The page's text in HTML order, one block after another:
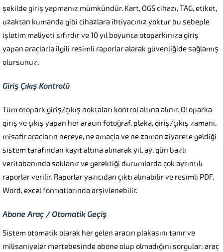
şekilde giriş yapmanız mümkündür. Kart, OGS cihazı, TAG, etiket,
uzaktan kumanda gibi cihazlara ihtiyacınız yoktur bu sebeple
işletim maliyeti sıfırdır ve 10 yıl boyunca otoparkınıza giriş
yapan araçlarla ilgili resimli raporlar alarak güvenliğide sağlamış
olursunuz.
Giriş Çıkış Kontrolü
Tüm otopark giriş/çıkış noktaları kontrol altına alınır. Otoparka
giriş ve çıkış yapan her aracın fotoğraf, plaka, giriş/çıkış zamanı,
misafir araçların nereye, ne amaçla ve ne zaman ziyarete geldiği
sistem tarafından kayıt altına alınarak yıl, ay, gün bazlı
veritabanında saklanır ve gerektiği durumlarda çok ayrıntılı
raporlar verilir. Raporlar yazıcıdan çıktı alınabilir ve resimli PDF,
Word, excel formatlarında arşivlenebilir.
Abone Araç / Otomatik Geçiş
Sistem otomatik olarak her gelen aracın plakasını tanır ve
milisaniyeler mertebesinde abone olup olmadığını sorgular; araç